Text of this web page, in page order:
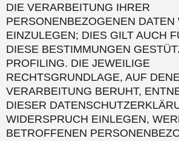
DIE VERARBEITUNG IHRER
PERSONENBEZOGENEN DATEN
EINZULEGEN; DIES GILT AUCH
DIESE BESTIMMUNGEN
PROFILING. DIE JEWEILIGE
RECHTSGRUNDLAGE, AUF
VERARBEITUNG BERUHT,
DIESER
WIDERSPRUCH EINLEGEN,
BETROFFENEN